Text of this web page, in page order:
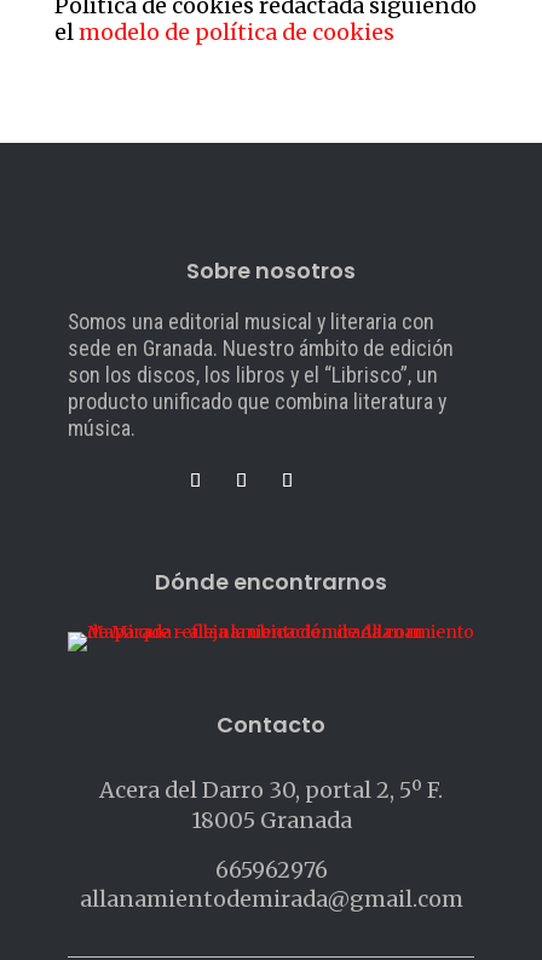
elmodelo de política de cookies
Sobre nosotros
Somos una editorial musical y literaria con
sede en Granada. Nuestro ámbito de edición
son los discos, los libros y el “Librisco”, un
producto unificado que combina literatura y
música.
Dónde encontrarnos
Contacto
Acera del Darro 30, portal 2, 5º F.
18005 Granada
665962976
allanamientodemirada@gmail.com